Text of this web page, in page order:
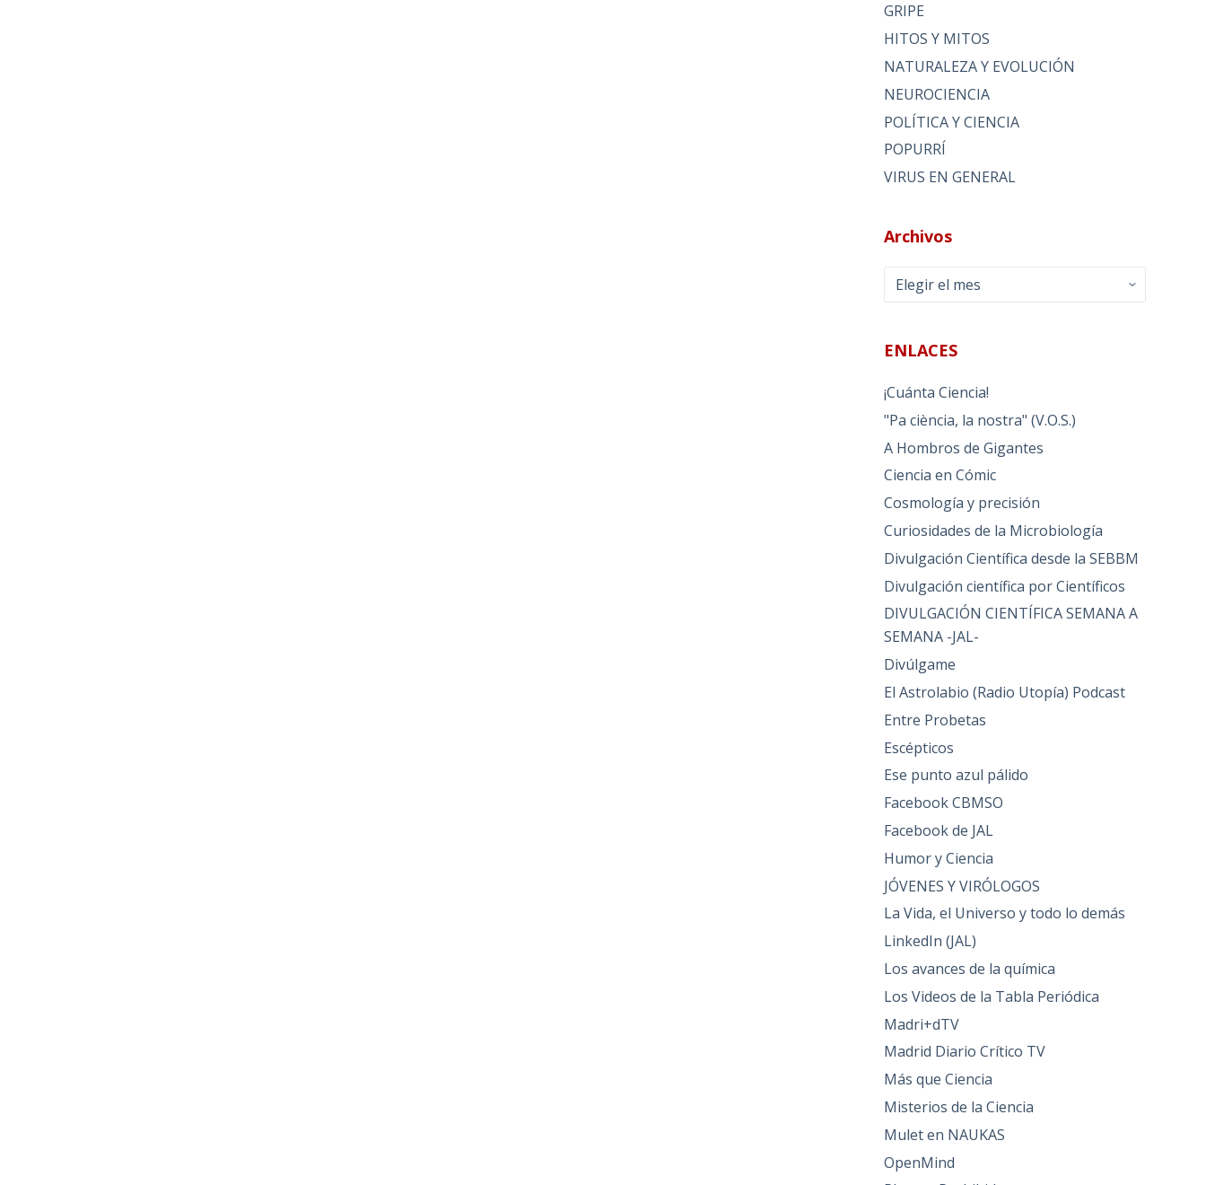
GRIPE
HITOS Y MITOS
NATURALEZA Y EVOLUCIÓN
NEUROCIENCIA
POLÍTICA Y CIENCIA
POPURRÍ
VIRUS EN GENERAL
Archivos
Archivos
ENLACES
¡Cuánta Ciencia!
"Pa ciència, la nostra" (V.O.S.)
A Hombros de Gigantes
Ciencia en Cómic
Cosmología y precisión
Curiosidades de la Microbiología
Divulgación Científica desde la SEBBM
Divulgación científica por Científicos
DIVULGACIÓN CIENTÍFICA SEMANA A
SEMANA -JAL-
Divúlgame
El Astrolabio (Radio Utopía) Podcast
Entre Probetas
Escépticos
Ese punto azul pálido
Facebook CBMSO
Facebook de JAL
Humor y Ciencia
JÓVENES Y VIRÓLOGOS
La Vida, el Universo y todo lo demás
LinkedIn (JAL)
Los avances de la química
Los Videos de la Tabla Periódica
Madri+dTV
Madrid Diario Crítico TV
Más que Ciencia
Misterios de la Ciencia
Mulet en NAUKAS
OpenMind